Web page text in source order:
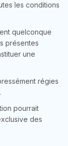
les conditions
quelconque
présentes
une
régies
pourrait
des